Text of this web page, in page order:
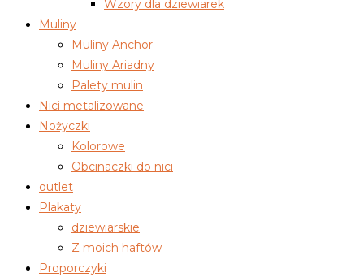
Wzory dla dziewiarek
Muliny
Muliny Anchor
Muliny Ariadny
Palety mulin
Nici metalizowane
Nożyczki
Kolorowe
Obcinaczki do nici
outlet
Plakaty
dziewiarskie
Z moich haftów
Proporczyki